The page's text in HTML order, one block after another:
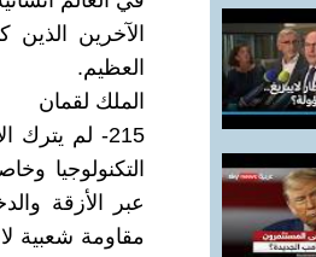
الآخرين
العظيم.
الملك لقمان
215- لم
التكنولوجيا
عبر الأزقة
مقاومة شعبية